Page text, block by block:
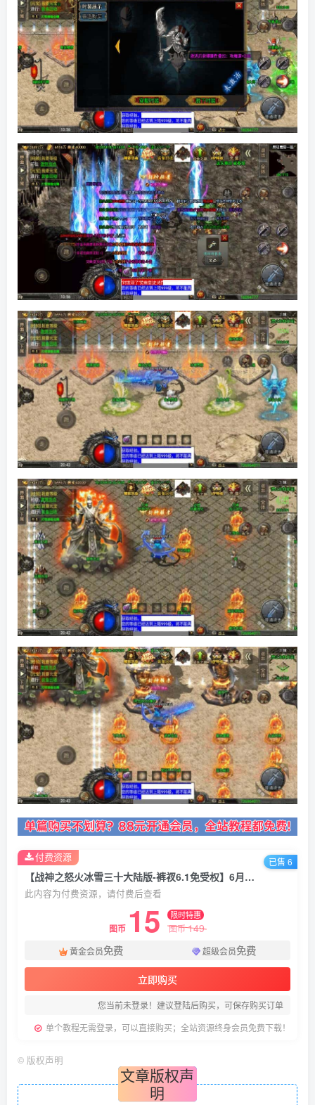
【战神之怒火冰雪三十大陆版-裤衩6.1免受权】6月7日最新整理Win一键服务端-战神引擎传奇手游-带详细文本架设教程-通用视频教程-GM充值后台-安卓苹果双端
此内容为付费资源，请付费后查看
图币 15 限时特惠
图币149
黄金会员免费 超级会员免费
立即购买
您当前未登录！建议登陆后购买，可保存购买订单
单个教程无需登录，可以直接购买；全站资源终身会员免费下载！
付费资源 已售 6
© 版权声明
文章版权声
明